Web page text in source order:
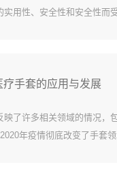
实用性、安全性和安全性而
疗手套的应用与发展
映了许多相关领域的情况，
年疫情彻底改变了手套